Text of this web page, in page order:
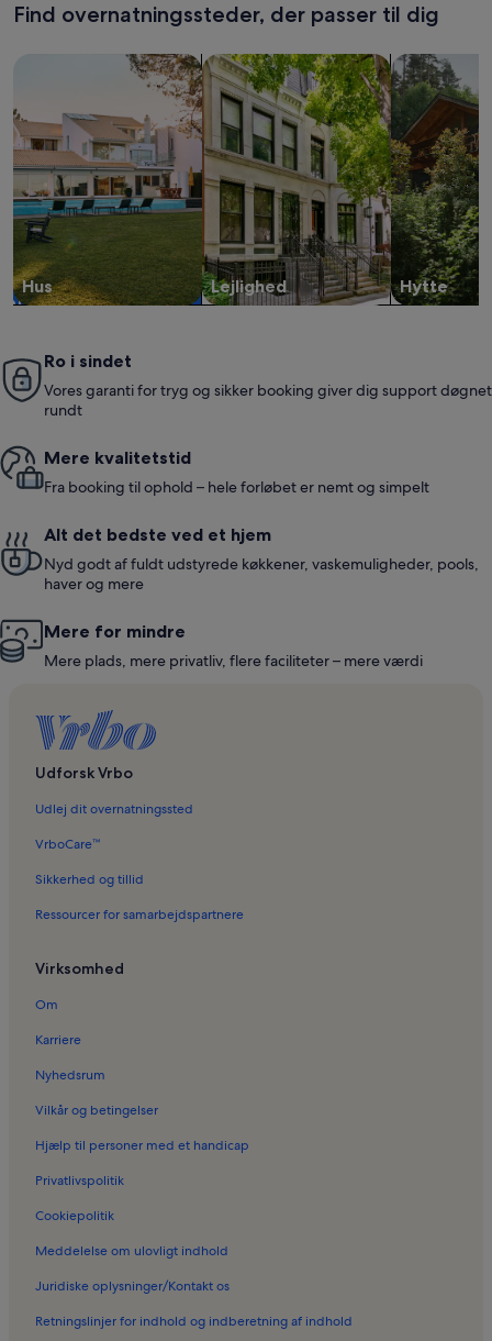
Find overnatningssteder, der passer til dig
Hus
Søg efter huse
Lejlighed
Søg efter lejligheder
Hytte
Søg efter
Ro i sindet
Vores garanti for tryg og sikker booking giver dig support døgnet
rundt
Mere kvalitetstid
Fra booking til ophold – hele forløbet er nemt og simpelt
Alt det bedste ved et hjem
Nyd godt af fuldt udstyrede køkkener, vaskemuligheder, pools,
haver og mere
Mere for mindre
Mere plads, mere privatliv, flere faciliteter – mere værdi
Udforsk Vrbo
Udlej dit overnatningssted
VrboCare™
Sikkerhed og tillid
Ressourcer for samarbejdspartnere
Virksomhed
Om
Karriere
Nyhedsrum
Vilkår og betingelser
Hjælp til personer med et handicap
Privatlivspolitik
Cookiepolitik
Meddelelse om ulovligt indhold
Juridiske oplysninger/Kontakt os
Retningslinjer for indhold og indberetning af indhold